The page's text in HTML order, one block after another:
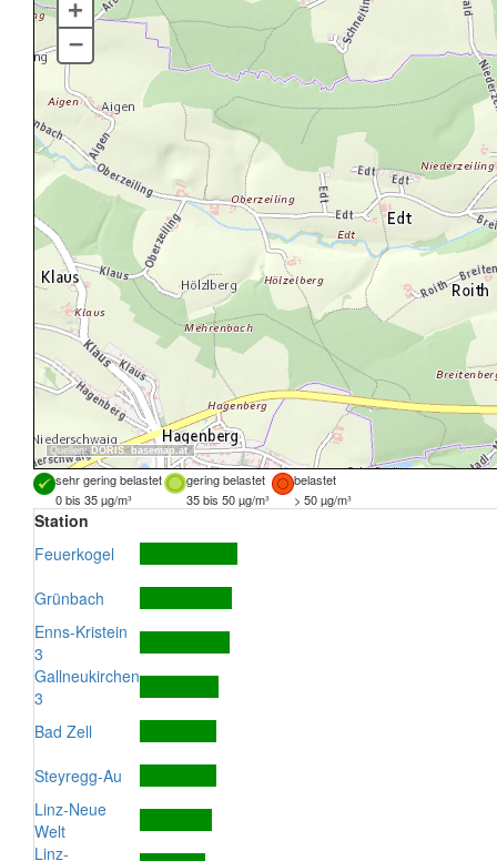
Quellen: DORIS,basemap.at
+
–
sehr gering belastet gering belastet
belastet
0 bis 35 µg/m³
35 bis 50 µg/m³ > 50 µg/m³
Station
Feuerkogel
Grünbach
Enns-Kristein
3
Gallneukirchen
3
Bad Zell
Steyregg-Au
Linz-Neue
Welt
Linz-